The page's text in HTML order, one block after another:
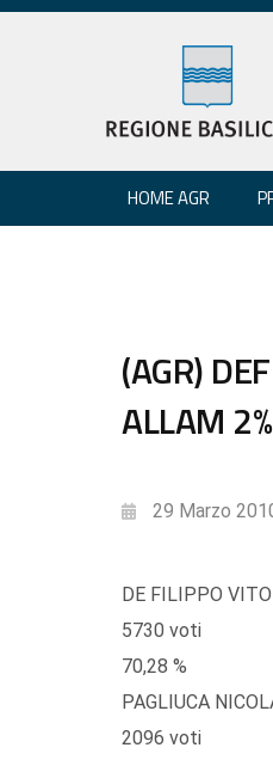
HOME AGR
(AGR)
ALLAM 2%
29 Marzo
DE FILIPPO
5730 voti
70,28 %
PAGLIUCA
2096 voti